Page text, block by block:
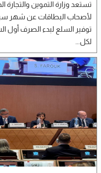
تستعد وزارة التموين
لأصحاب البطاقات عن شهر
توفير السلع لبدء الصرف
لكل...